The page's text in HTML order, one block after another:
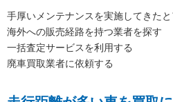
手厚いメンテナンスを実施してきた
海外への販売経路を持つ業者を探す
一括査定サービスを利用する
廃車買取業者に依頼する